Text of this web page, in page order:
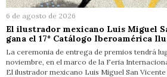
6 de agosto de 2026
El ilustrador mexicano Luis Miguel
gana el 17º Catálogo Iberoamérica
La ceremonia de entrega de premios tendrá
noviembre, en el marco de la Feria
El ilustrador mexicano Luis Miguel San